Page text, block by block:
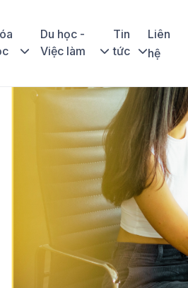
Du học -
Việc làm
Tin
tức
Liên
hệ